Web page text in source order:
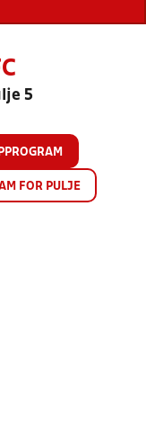
5
FOR PULJE